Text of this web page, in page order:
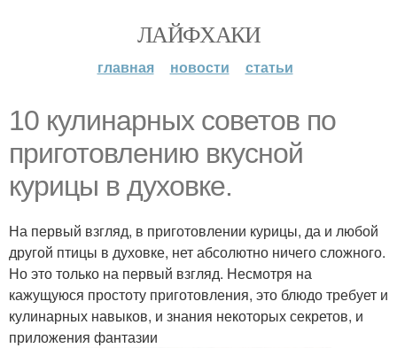
ЛАЙФХАКИ
главная новости статьи
10 кулинарных советов по
приготовлению вкусной
курицы в духовке.
На первый взгляд, в приготовлении курицы, да и любой
другой птицы в духовке, нет абсолютно ничего сложного.
Но это только на первый взгляд. Несмотря на
кажущуюся простоту приготовления, это блюдо требует и
кулинарных навыков, и знания некоторых секретов, и
приложения фантазии